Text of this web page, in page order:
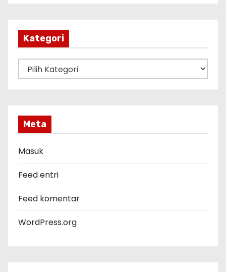
Kategori
a
o
r
Meta
Masuk
Feed entri
Feed komentar
WordPress.org